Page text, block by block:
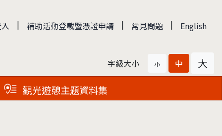
| 補助活動登載暨憑證申請 | 常見問題 | English
字級大小 小 中 大
觀光遊憩主題資料集